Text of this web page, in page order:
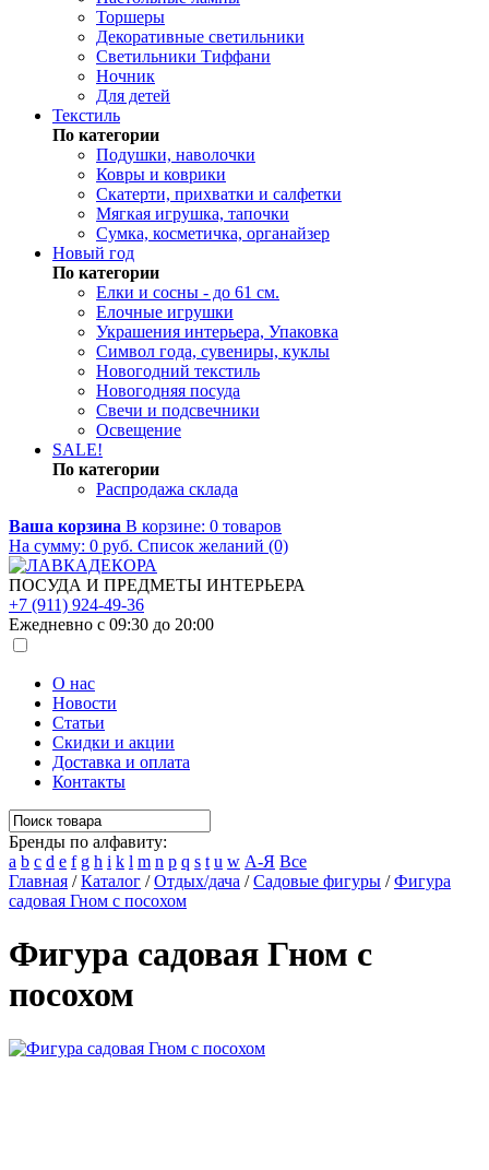
Торшеры
Декоративные светильники
Светильники Тиффани
Ночник
Для детей
Текстиль
По категории
Подушки, наволочки
Ковры и коврики
Скатерти, прихватки и салфетки
Мягкая игрушка, тапочки
Сумка, косметичка, органайзер
Новый год
По категории
Елки и сосны - до 61 см.
Елочные игрушки
Украшения интерьера, Упаковка
Символ года, сувениры, куклы
Новогодний текстиль
Новогодняя посуда
Свечи и подсвечники
Освещение
SALE!
По категории
Распродажа склада
Ваша корзина В корзине: 0 товаров
На сумму: 0 руб. Список желаний (0)
ПОСУДА И ПРЕДМЕТЫ ИНТЕРЬЕРА
+7 (911) 924-49-36
Ежедневно с 09:30 до 20:00
О нас
Новости
Статьи
Скидки и акции
Доставка и оплата
Контакты
Бренды по алфавиту:
a b c d e f g h i k l m n p q s t u w А-Я Все
Главная /Каталог /Отдых/дача /Садовые фигуры /Фигура
садовая Гном с посохом
Фигура садовая Гном с
посохом